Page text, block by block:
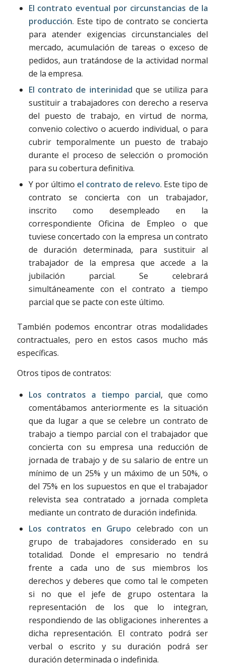
El contrato eventual por circunstancias de la
producción. Este tipo de contrato se concierta
para atender exigencias circunstanciales del
mercado, acumulación de tareas o exceso de
pedidos, aun tratándose de la actividad normal
de la empresa.
El contrato de interinidad que se utiliza para
sustituir a trabajadores con derecho a reserva
del puesto de trabajo, en virtud de norma,
convenio colectivo o acuerdo individual, o para
cubrir temporalmente un puesto de trabajo
durante el proceso de selección o promoción
para su cobertura definitiva.
Y por último el contrato de relevo. Este tipo de
contrato se concierta con un trabajador,
inscrito como desempleado en la
correspondiente Oficina de Empleo o que
tuviese concertado con la empresa un contrato
de duración determinada, para sustituir al
trabajador de la empresa que accede a la
jubilación parcial. Se celebrará
simultáneamente con el contrato a tiempo
parcial que se pacte con este último.
También podemos encontrar otras modalidades
contractuales, pero en estos casos mucho más
específicas.
Otros tipos de contratos:
Los contratos a tiempo parcial, que como
comentábamos anteriormente es la situación
que da lugar a que se celebre un contrato de
trabajo a tiempo parcial con el trabajador que
concierta con su empresa una reducción de
jornada de trabajo y de su salario de entre un
mínimo de un 25% y un máximo de un 50%, o
del 75% en los supuestos en que el trabajador
relevista sea contratado a jornada completa
mediante un contrato de duración indefinida.
Los contratos en Grupo celebrado con un
grupo de trabajadores considerado en su
totalidad. Donde el empresario no tendrá
frente a cada uno de sus miembros los
derechos y deberes que como tal le competen
si no que el jefe de grupo ostentara la
representación de los que lo integran,
respondiendo de las obligaciones inherentes a
dicha representación. El contrato podrá ser
verbal o escrito y su duración podrá ser
duración determinada o indefinida.